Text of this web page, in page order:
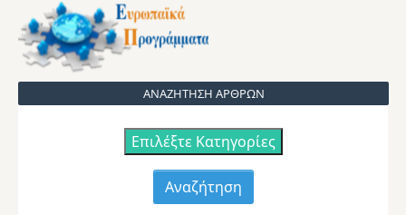
ΑΝΑΖΗΤΗΣΗ ΑΡΘΡΩΝ
Επιλέξτε Κατηγορίες